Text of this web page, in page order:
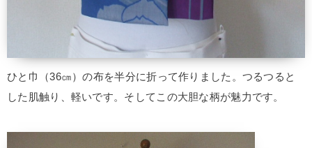
ひと巾（36㎝）の布を半分に折って作りました。つるつると
した肌触り、軽いです。そしてこの大胆な柄が魅力です。